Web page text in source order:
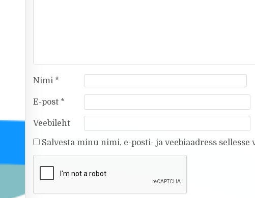
Nimi *
E-post *
Veebileht
Salvesta minu nimi, e-posti- ja veebiaadress